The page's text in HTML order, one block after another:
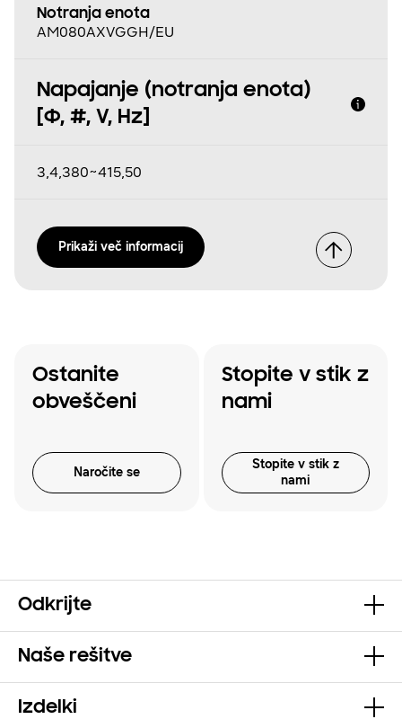
Notranja enota
AM080AXVGGH/EU
Napajanje (notranja enota)
[Φ, #, V, Hz]
3,4,380~415,50
Prikaži več informacij
Ostanite
obveščeni
Naročite se
Stopite v stik z
nami
Stopite v stik z
nami
Odkrijte
Naše rešitve
Izdelki